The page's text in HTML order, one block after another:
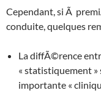
Cependant, si Ã
conduite, quelques
La diffÃ©rence
« statistiquement »
importante «